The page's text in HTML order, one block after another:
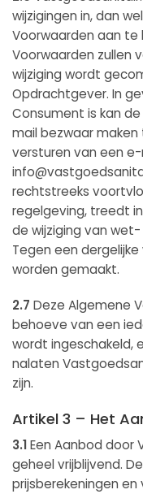
wijzigingen in, dan
Voorwaarden aan te
Voorwaarden zullen
wijziging wordt
Opdrachtgever. In
Consument is kan
mail bezwaar
versturen van een
rechtstreeks
regelgeving, treedt
de wijziging van
Tegen een
worden gemaakt.
2.7 Deze Algemene
behoeve van een
wordt ingeschakeld,
nalaten
zijn.
Artikel 3 – Het
3.1Een Aanbod door
geheel vrijblijvend.
prijsberekeningen